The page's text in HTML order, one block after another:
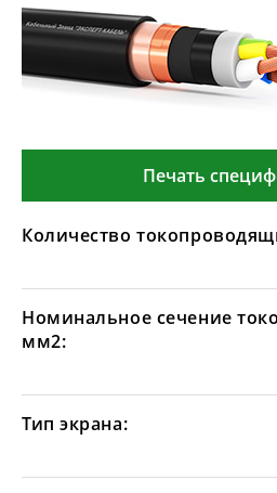
Печать
Количество
Номинальное сечение
мм2:
Тип экрана: